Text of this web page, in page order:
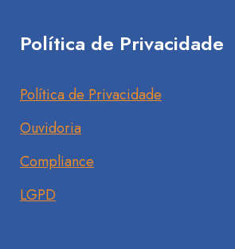
Política de Privacidade
Política de Privacidade
Ouvidoria
Compliance
LGPD